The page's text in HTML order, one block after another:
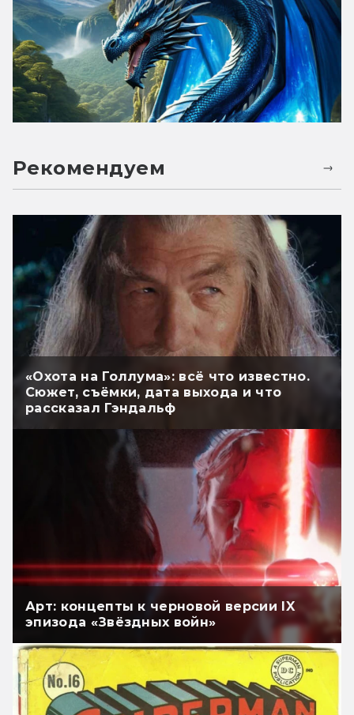
Рекомендуем
«Охота на Голлума»: всё что известно.
Сюжет, съёмки, дата выхода и что
рассказал Гэндальф
Арт: концепты к черновой версии IX
эпизода «Звёздных войн»